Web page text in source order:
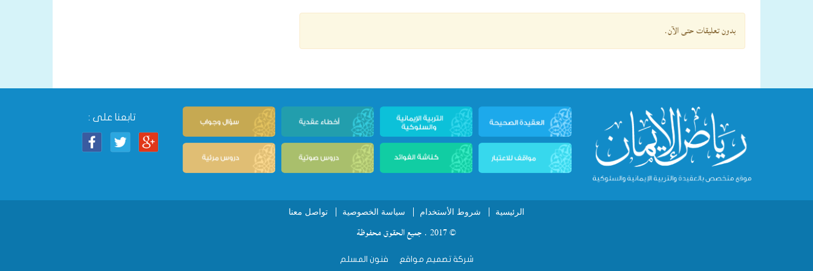
بدون تعليقات حتى الآن.
تابعنا على :
الرئيسية شروط الأستخدام سياسة الخصوصية تواصل معنا
© 2017 . جميع الحقوق محفوظة
شركة تصميم مواقع فنون المسلم